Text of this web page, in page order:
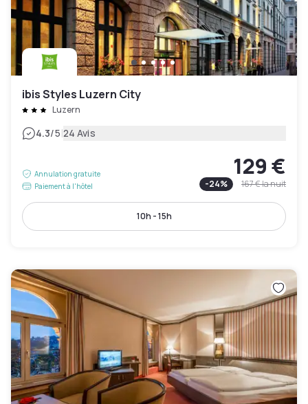
ibis Styles Luzern City
Luzern
4.3/5|24 Avis
Annulation gratuite
Paiement à l'hôtel
129 €
-24% 167 €la nuit
10h - 15h